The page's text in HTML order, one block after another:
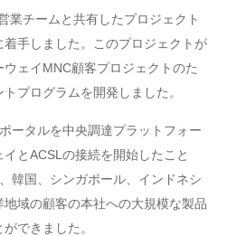
業チームと共有したプロジェクト
手しました。このプロジェクトが
ェイMNC顧客プロジェクトのた
プログラムを開発しました。
ータルを中央調達プラットフォー
とACSLの接続を開始したこと
韓国、シンガポール、インドネシ
域の顧客の本社への大規模な製品
できました。